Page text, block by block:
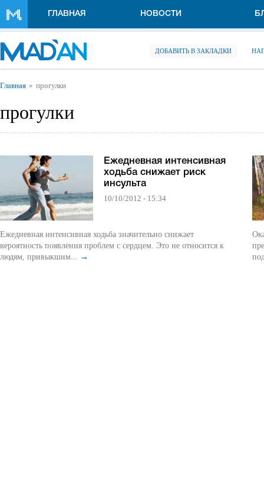
ГЛАВНАЯ НОВОСТИ
ДОБАВИТЬ В ЗАКЛАДКИ
Вы здесь
Главная прогулки
прогулки
Ежедневная интенсивная
ходьба снижает риск
инсульта
10/10/2012 - 15:34
Ежедневная интенсивная ходьба значительно снижает
вероятность появления проблем с сердцем. Это не относится к
людям, привыкшим... →